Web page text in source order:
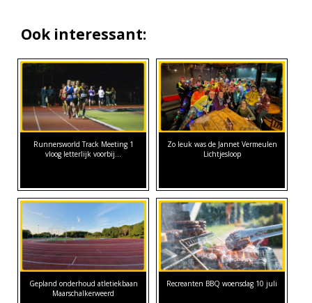
Ook interessant:
Runnersworld Track Meeting 1
vloog letterlijk voorbij...
Zo leuk was de Jannet Vermeulen
Lichtjesloop
Gepland onderhoud atletiekbaan
Maarschalkerweerd
Recreanten BBQ woensdag 10 juli